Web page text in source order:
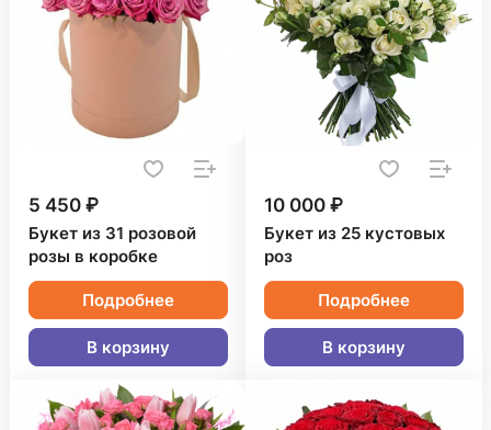
5 450 ₽
Букет из 31 розовой
розы в коробке
Подробнее
В корзину
10 000 ₽
Букет из 25 кустовых
роз
Подробнее
В корзину